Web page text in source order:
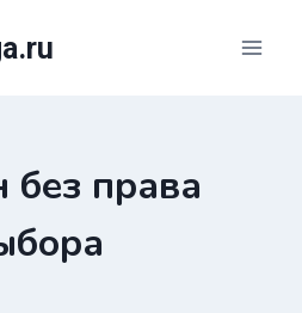
права